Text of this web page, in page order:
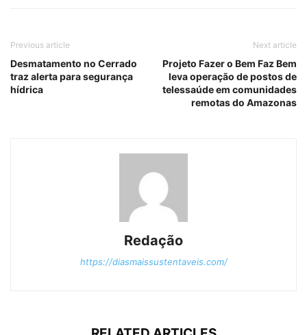
Previous article
Desmatamento no Cerrado
traz alerta para segurança
hídrica
Next article
Projeto Fazer o Bem Faz Bem
leva operação de postos de
telessaúde em comunidades
remotas do Amazonas
Redação
https://diasmaissustentaveis.com/